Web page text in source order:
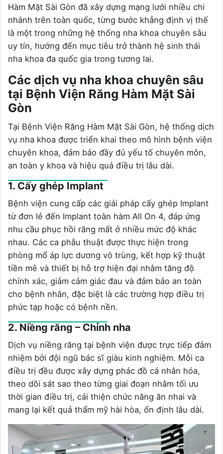
Hàm Mặt Sài Gòn đã xây dựng mạng lưới nhiều chi
nhánh trên toàn quốc, từng bước khẳng định vị thế
là một trong những hệ thống nha khoa chuyên sâu
uy tín, hướng đến mục tiêu trở thành hệ sinh thái
nha khoa đa quốc gia trong tương lai.
Các dịch vụ nha khoa chuyên sâu
tại Bệnh Viện Răng Hàm Mặt Sài
Gòn
Tại Bệnh Viện Răng Hàm Mặt Sài Gòn, hệ thống dịch
vụ nha khoa được triển khai theo mô hình bệnh viện
chuyên khoa, đảm bảo đầy đủ yếu tố chuyên môn,
an toàn y khoa và hiệu quả điều trị lâu dài.
1. Cấy ghép Implant
Bệnh viện cung cấp các giải pháp cấy ghép Implant
từ đơn lẻ đến Implant toàn hàm All On 4, đáp ứng
nhu cầu phục hồi răng mất ở nhiều mức độ khác
nhau. Các ca phẫu thuật được thực hiện trong
phòng mổ áp lực dương vô trùng, kết hợp kỹ thuật
tiền mê và thiết bị hỗ trợ hiện đại nhằm tăng độ
chính xác, giảm cảm giác đau và đảm bảo an toàn
cho bệnh nhân, đặc biệt là các trường hợp điều trị
phức tạp hoặc có bệnh nền.
2. Niềng răng – Chỉnh nha
Dịch vụ niềng răng tại bệnh viện được trực tiếp đảm
nhiệm bởi đội ngũ bác sĩ giàu kinh nghiệm. Mỗi ca
điều trị đều được xây dựng phác đồ cá nhân hóa,
theo dõi sát sao theo từng giai đoạn nhằm tối ưu
thời gian điều trị, cải thiện chức năng ăn nhai và
mang lại kết quả thẩm mỹ hài hòa, ổn định lâu dài.